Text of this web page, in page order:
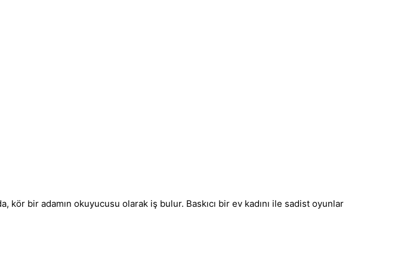
bir adamın okuyucusu olarak iş bulur. Baskıcı bir ev kadını ile sadist oyunlar